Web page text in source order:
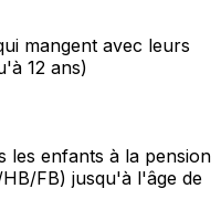
mangent avec leurs
12 ans)
les enfants à la pension
FB) jusqu'à l'âge de